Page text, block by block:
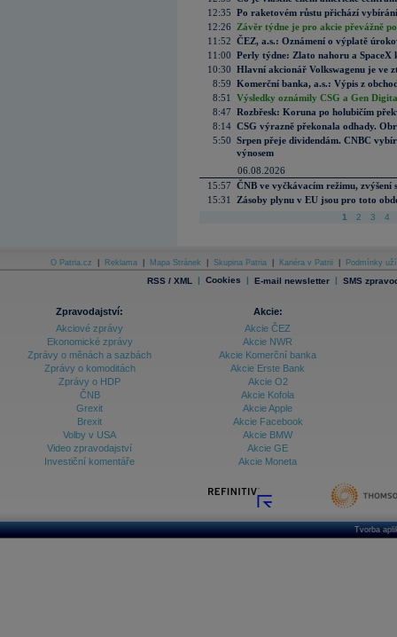
12:35 Po raketovém růstu přichází
12:26
Závěr týdne je pro akcie převážně
11:52 ČEZ, a.s.: Oznámení o výplatě
11:00 Perly týdne: Zlato nahoru a SpaceX
10:30 Hlavní akcionář Volkswagenu je ve
8:59 Komerční banka, a.s.: Výpis z
8:51
Výsledky oznámily CSG a Gen
8:47 Rozbřesk: Koruna po holubičím
8:14 CSG výrazně překonala odhady.
5:50 Srpen přeje dividendám. CNBC
výnosem
06.08.2026
15:57 ČNB ve vyčkávacím režimu, zvýšení
15:31
Zásoby plynu v EU jsou pro toto
1 2 3 4
O Patria.cz Reklama Mapa Stránek Skupina Patria Kariéra v Patrii Podmínky
RSS / XML | Cookies | E-mail newsletter | SMS
Zpravodajství:
Akciové zprávy
Ekonomické zprávy
Zprávy o měnách a sazbách
Zprávy o komoditách
Zprávy o HDP
ČNB
Grexit
Brexit
Volby v USA
Video zpravodajství
Investiční komentáře
Akcie:
Akcie ČEZ
Akcie NWR
Akcie Komerční banka
Akcie Erste Bank
Akcie O2
Akcie Kofola
Akcie Apple
Akcie Facebook
Akcie BMW
Akcie GE
Akcie Moneta
Tvorba